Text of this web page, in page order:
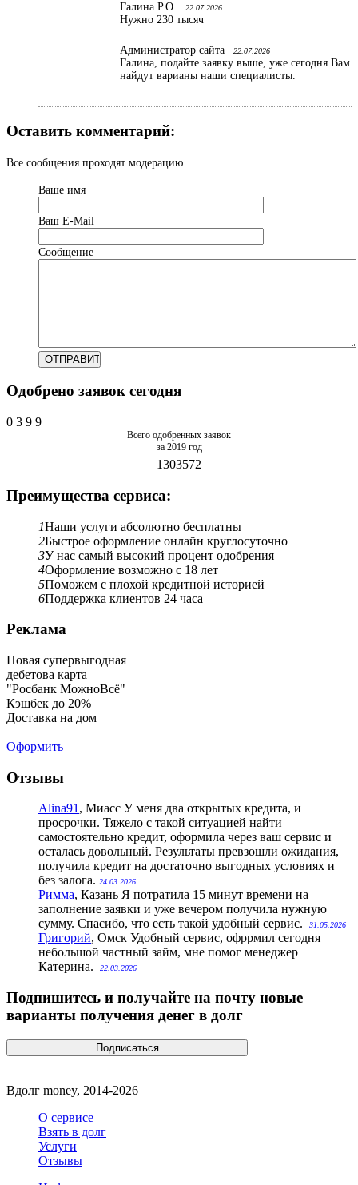
Галина Р.О. |
22.07.2026
Нужно 230 тысяч
Администратор сайта | 22.07.2026
Галина, подайте заявку выше, уже сегодня Вам
найдут варианы наши специалисты.
Оставить комментарий:
Все сообщения проходят модерацию.
Ваше имя
Ваш Е-Mail
Сообщение
Одобрено заявок сегодня
0 3 9 9
Всего одобренных заявок
за 2019 год
1303572
Преимущества сервиса:
1Наши услуги абсолютно бесплатны
2Быстрое оформление онлайн круглосуточно
3У нас самый высокий процент одобрения
4Оформление возможно с 18 лет
5Поможем с плохой кредитной историей
6Поддержка клиентов 24 часа
Реклама
Новая супервыгодная
дебетова карта
"Росбанк МожноВсё"
Кэшбек до 20%
Доставка на дом
Оформить
Отзывы
Alina91, Миасс У меня два открытых кредита, и
просрочки. Тяжело с такой ситуацией найти
самостоятельно кредит, оформила через ваш сервис и
осталась довольный. Результаты превзошли ожидания,
получила кредит на достаточно выгодных условиях и
без залога. 24.03.2026
Римма, Казань Я потратила 15 минут времени на
заполнение заявки и уже вечером получила нужную
сумму. Спасибо, что есть такой удобный сервис.
31.05.2026
Григорий, Омск Удобный сервис, офррмил сегодня
небольшой частный займ, мне помог менеджер
Катерина.
22.03.2026
Подпишитесь и получайте на почту новые
варианты получения денег в долг
Вдолг money, 2014-2026
О сервисе
Взять в долг
Услуги
Отзывы